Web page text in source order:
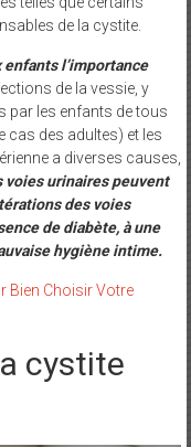
de la cystite.
enfants l’importance
de la vessie, y
par les enfants de tous
cas des adultes) et les
a diverses causes,
voies urinaires peuvent
des voies
de diabète, à une
hygiène intime.
Bien Choisir Votre
cystite